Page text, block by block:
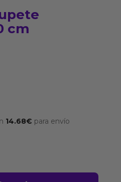
cm
14.68€ para envío